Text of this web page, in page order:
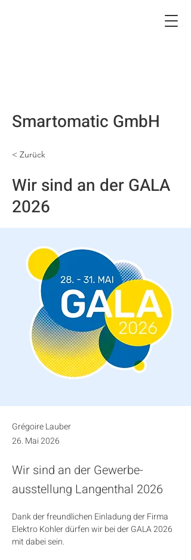
Smartomatic GmbH
< Zurück
Wir sind an der GALA
2026
Grégoire Lauber
26. Mai 2026
Wir sind an der Gewerbe­
ausstellung Langenthal 2026
Dank der freundlichen Einladung der Firma
Elektro Kohler dürfen wir bei der GALA 2026
mit dabei sein.